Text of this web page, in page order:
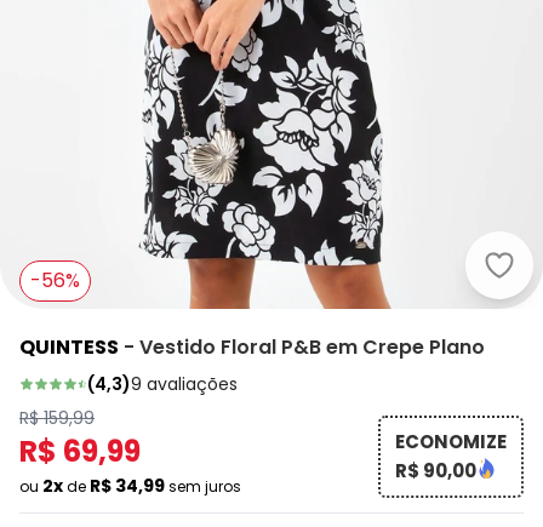
-56%
QUINTESS - Vestido Floral P&B em Crepe Plano
(4,3)9 avaliações
R$ 159,99
R$ 69,99
ou 2xde R$ 34,99sem juros
ECONOMIZE
R$ 90,00